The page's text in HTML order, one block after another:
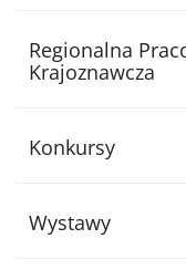
Regionalna
Krajoznawcza
Konkursy
Wystawy